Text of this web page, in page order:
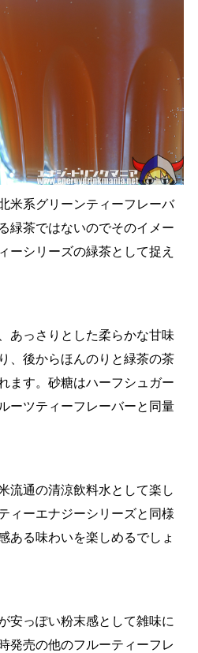
米系グリーンティーフレーバ
緑茶ではないのでそのイメー
ーシリーズの緑茶として捉え
あっさりとした柔らかな甘味
、後からほんのりと緑茶の茶
ます。砂糖はハーフシュガー
ーツティーフレーバーと同量
流通の清涼飲料水として楽し
ィーエナジーシリーズと同様
ある味わいを楽しめるでしょ
安っぽい粉末感として雑味に
発売の他のフルーティーフレ